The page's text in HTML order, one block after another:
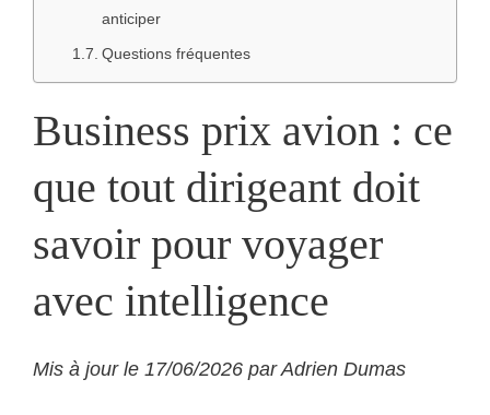
anticiper
Questions fréquentes
Business prix avion : ce
que tout dirigeant doit
savoir pour voyager
avec intelligence
Mis à jour le 17/06/2026 par Adrien Dumas